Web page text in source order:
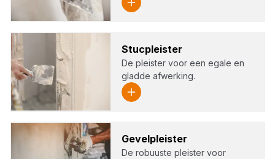
Stuc­pleis­ter
De pleister voor een egale en
gladde afwerking.
Gevel­pleis­ter
De robuuste pleister voor